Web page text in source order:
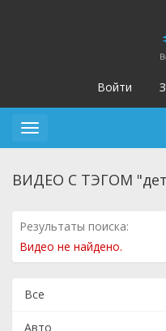
Войти
Toggle
ВИДЕО С ТЭГОМ
Результаты поиска:
Видео не найдено.
Все
Авто